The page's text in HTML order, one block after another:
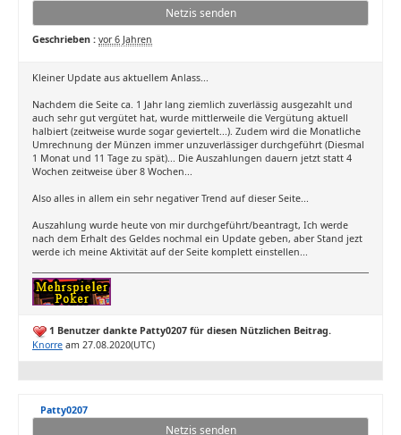
Netzis senden
Geschrieben : vor 6 Jahren
Kleiner Update aus aktuellem Anlass...
Nachdem die Seite ca. 1 Jahr lang ziemlich zuverlässig ausgezahlt und
auch sehr gut vergütet hat, wurde mittlerweile die Vergütung aktuell
halbiert (zeitweise wurde sogar geviertelt...). Zudem wird die Monatliche
Umrechnung der Münzen immer unzuverlässiger durchgeführt (Diesmal
1 Monat und 11 Tage zu spät)... Die Auszahlungen dauern jetzt statt 4
Wochen zeitweise über 8 Wochen...
Also alles in allem ein sehr negativer Trend auf dieser Seite...
Auszahlung wurde heute von mir durchgeführt/beantragt, Ich werde
nach dem Erhalt des Geldes nochmal ein Update geben, aber Stand jezt
werde ich meine Aktivität auf der Seite komplett einstellen...
1 Benutzer dankte Patty0207 für diesen Nützlichen Beitrag.
Knorre am 27.08.2020(UTC)
Patty0207
Netzis senden